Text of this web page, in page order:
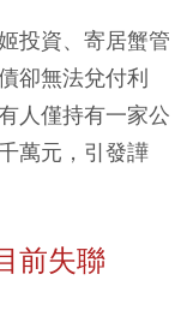
投資、寄居蟹管
卻無法兌付利
人僅持有一家公
萬元，引發譁
前失聯